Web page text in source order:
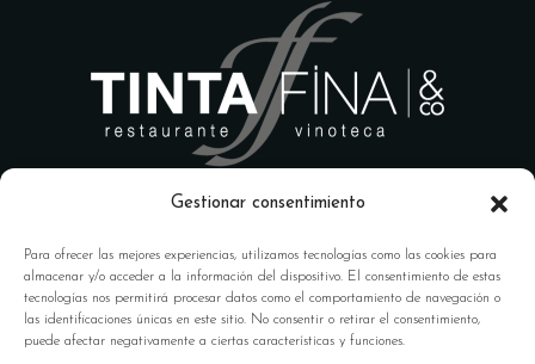
Gestionar consentimiento
Para ofrecer las mejores experiencias, utilizamos tecnologías como las cookies para
almacenar y/o acceder a la información del dispositivo. El consentimiento de estas
tecnologías nos permitirá procesar datos como el comportamiento de navegación o
las identificaciones únicas en este sitio. No consentir o retirar el consentimiento,
puede afectar negativamente a ciertas características y funciones.
Calle Ángel Ganivet, 18009